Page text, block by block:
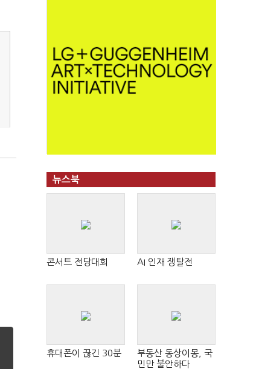
뉴스북
콘서트 전당대회 AI 인재 쟁탈전
휴대폰이 끊긴 30분
부동산 동상이몽, 국
민만 불안하다